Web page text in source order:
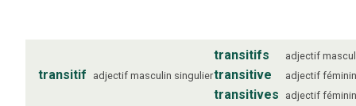
transitif adjectif masculin singulier
transitifs adjectif
transitive adjectif
transitives adjectif